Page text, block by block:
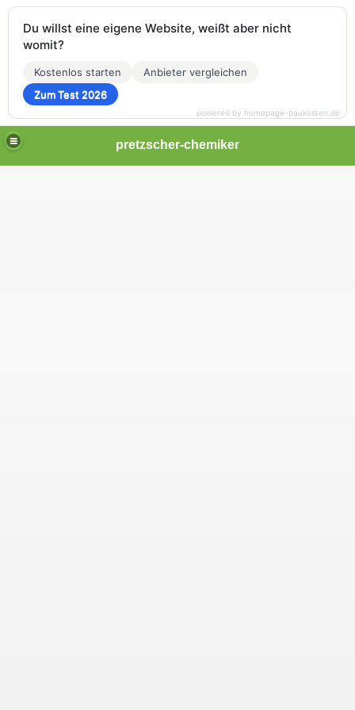
pretzscher-chemiker
Du willst eine eigene Website, weißt aber nicht
womit?
Kostenlos starten
Anbieter vergleichen
Zum Test 2026
powered by homepage-baukasten.de